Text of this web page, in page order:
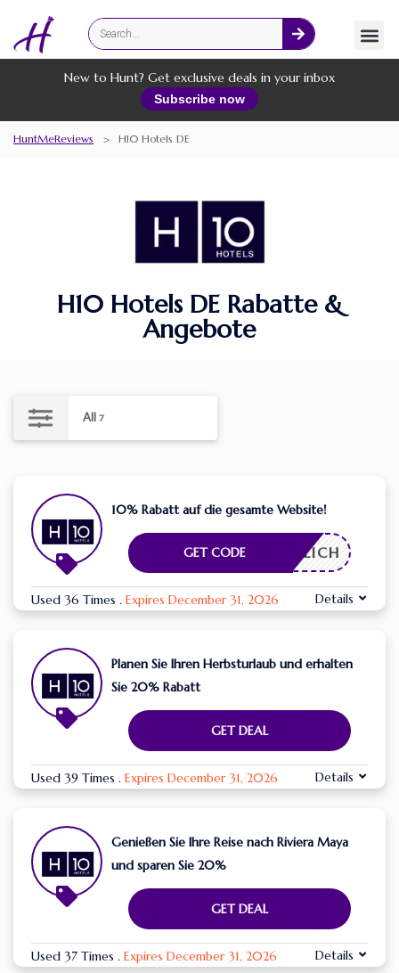
New to Hunt? Get exclusive deals in your inbox
Subscribe now
HuntMeReviews > H10 Hotels DE
H10 Hotels DE Rabatte &
Angebote
All 7
10% Rabatt auf die gesamte Website!
RDERLICH
GET CODE
Used 36 Times . Expires December 31, 2026 Details
Planen Sie Ihren Herbsturlaub und erhalten
Sie 20% Rabatt
GET DEAL
Used 39 Times . Expires December 31, 2026 Details
Genießen Sie Ihre Reise nach Riviera Maya
und sparen Sie 20%
GET DEAL
Used 37 Times . Expires December 31, 2026 Details